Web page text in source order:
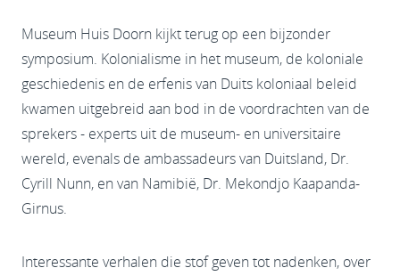
Museum Huis Doorn kijkt terug op een bijzonder
symposium. Kolonialisme in het museum, de koloniale
geschiedenis en de erfenis van Duits koloniaal beleid
kwamen uitgebreid aan bod in de voordrachten van de
sprekers - experts uit de museum- en universitaire
wereld, evenals de ambassadeurs van Duitsland, Dr.
Cyrill Nunn, en van Namibië, Dr. Mekondjo Kaapanda-
Girnus.
Interessante verhalen die stof geven tot nadenken, over